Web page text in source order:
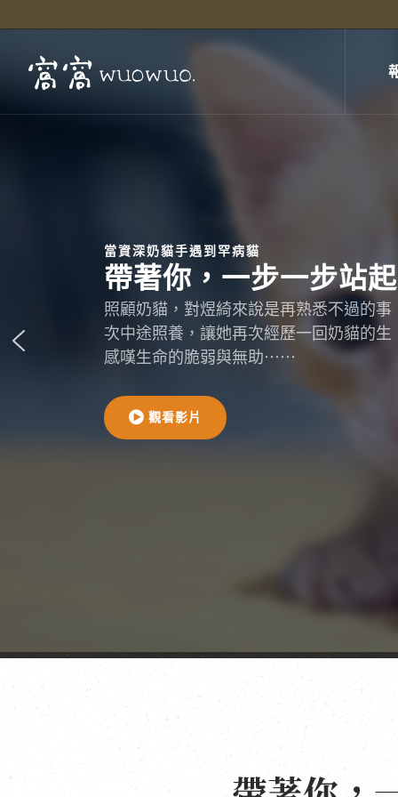
當資深奶貓手遇到罕病貓
帶著你，一步一步站
照顧奶貓，對煜綺來說是再熟悉不過的事
次中途照養，讓她再次經歷一回奶貓的生
感嘆生命的脆弱與無助⋯⋯
觀看影片